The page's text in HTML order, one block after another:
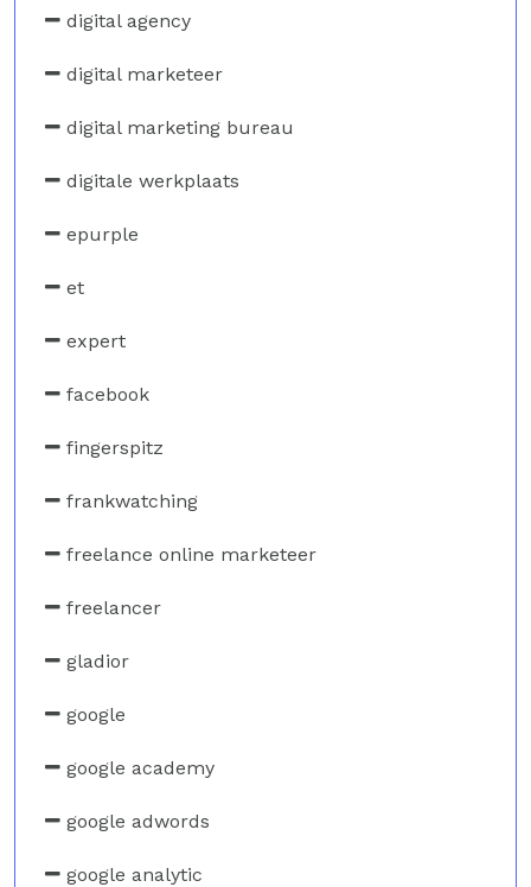
digital agency
digital marketeer
digital marketing bureau
digitale werkplaats
epurple
et
expert
facebook
fingerspitz
frankwatching
freelance online marketeer
freelancer
gladior
google
google academy
google adwords
google analytic